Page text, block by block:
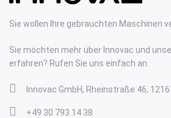
Sie wollen Ihre gebrauchten Maschinen
Sie möchten mehr über Innovac und
erfahren? Rufen Sie uns einfach an.
Innovac GmbH, Rheinstraße 46,
+49 30 793 14 38